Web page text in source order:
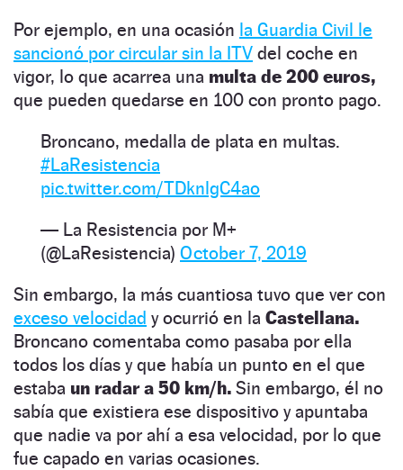
Por ejemplo, en una ocasión la Guardia Civil le
sancionó por circular sin la ITV del coche en
vigor, lo que acarrea una multa de 200 euros,
que pueden quedarse en 100 con pronto pago.
Broncano, medalla de plata en multas.
#LaResistencia
pic.twitter.com/TDknlgC4ao
— La Resistencia por M+
(@LaResistencia) October 7, 2019
Sin embargo, la más cuantiosa tuvo que ver con
exceso velocidad y ocurrió en la Castellana.
Broncano comentaba como pasaba por ella
todos los días y que había un punto en el que
estaba un radar a 50 km/h. Sin embargo, él no
sabía que existiera ese dispositivo y apuntaba
que nadie va por ahí a esa velocidad, por lo que
fue capado en varias ocasiones.